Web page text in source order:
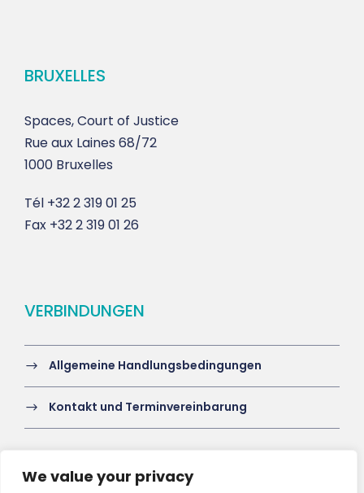
We value your privacy
BRUXELLES
Spaces, Court of Justice
Rue aux Laines 68/72
1000 Bruxelles
Tél +32 2 319 01 25
Fax +32 2 319 01 26
VERBINDUNGEN
Allgemeine Handlungsbedingungen
Kontakt und Terminvereinbarung